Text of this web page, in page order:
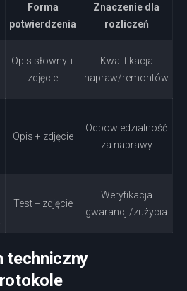
Forma
potwierdzenia
Znaczenie dla
rozliczeń
Opis słowny +
zdjęcie
Kwalifikacja
napraw/remontów
Opis + zdjęcie
Odpowiedzialność
za naprawy
Test + zdjęcie
Weryfikacja
gwarancji/zużycia
techniczny